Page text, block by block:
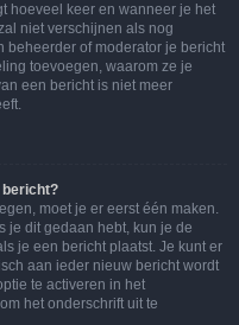
hoeveel keer en wanneer je het
niet verschijnen als nog
beheerder of moderator je bericht
toevoegen, waarom ze je
een bericht is niet meer
bericht?
moet je er eerst één maken.
je dit gedaan hebt, kun je de
je een bericht plaatst. Je kunt er
aan ieder nieuw bericht wordt
te activeren in het
het onderschrift uit te